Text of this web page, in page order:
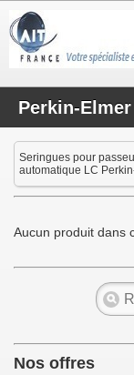
Perkin-Elmer
Seringues pour
automatique LC
Aucun produit dans
Nos offres